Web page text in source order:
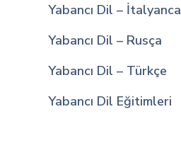
Yabancı Dil – İtalyanca
Yabancı Dil – Rusça
Yabancı Dil – Türkçe
Yabancı Dil Eğitimleri